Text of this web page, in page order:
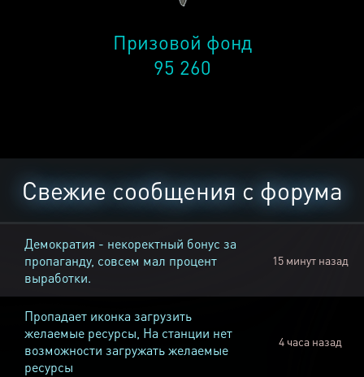
Призовой фонд
95 260
Свежие сообщения с форума
Демократия - некоректный бонус за
пропаганду, совсем мал процент
выработки.
15 минут назад
Пропадает иконка загрузить
желаемые ресурсы, На станции нет
возможности загружать желаемые
ресурсы
4 часа назад